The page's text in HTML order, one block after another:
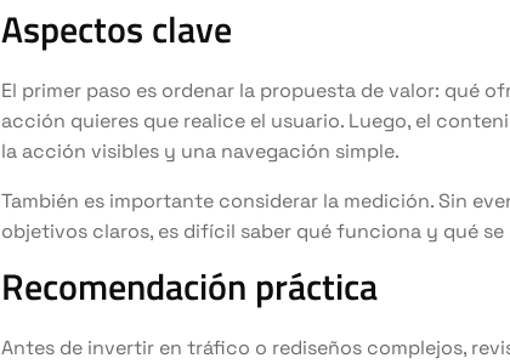
Aspectos clave
El primer paso es ordenar la propuesta de valor: qué
acción quieres que realice el usuario. Luego, el
la acción visibles y una navegación simple.
También es importante considerar la medición. Sin
objetivos claros, es difícil saber qué funciona y qué se
Recomendación práctica
Antes de invertir en tráfico o rediseños complejos,